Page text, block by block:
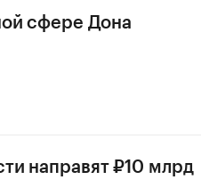
сфере Дона
направят ₽10 млрд